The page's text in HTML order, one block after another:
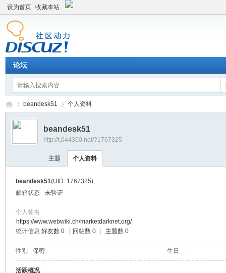
设为首页 收藏本站
论坛
›
beandesk51 个人资料
beandesk51
http://t.044300.net/?1767325
主题 个人资料
beandesk51(UID: 1767325)
邮箱状态
未验证
个人签名
https://www.webwiki.ch/marketdarknet.org/
统计信息 好友数 0 回帖数 0 主题数 0
性别 保密 生日 -
活跃概况